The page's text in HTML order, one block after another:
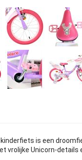
kinderfiets is een
vrolijke Unicorn-